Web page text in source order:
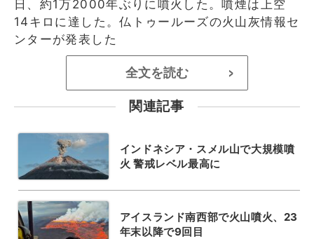
日、約1万2000年ぶりに噴火した。噴煙は上空
14キロに達した。仏トゥールーズの火山灰情報セ
ンターが発表した
全文を読む >
関連記事
インドネシア・スメル山で大規模噴
火 警戒レベル最高に
アイスランド南西部で火山噴火、23
年末以降で9回目